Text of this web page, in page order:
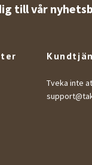
till vår
Tveka inte